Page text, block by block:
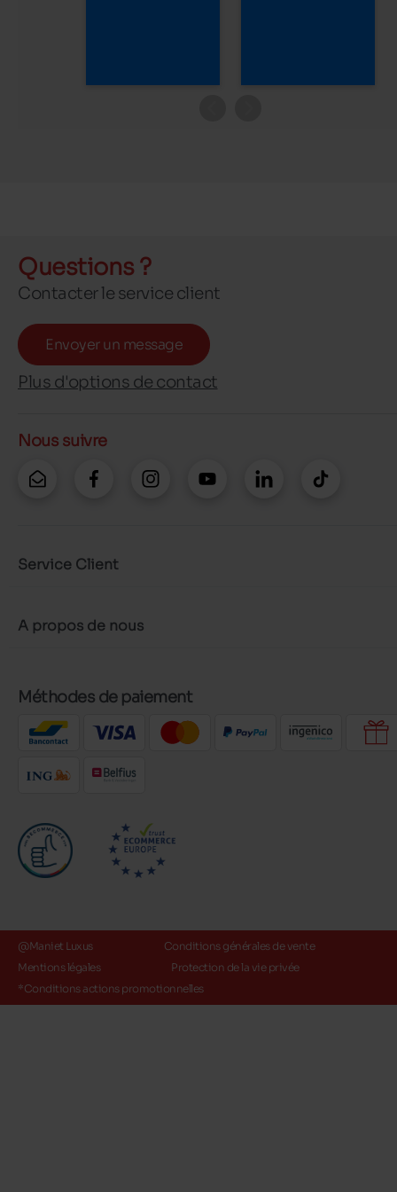
Questions ?
Contacter le service client
Envoyer un message
Plus d'options de contact
Nous suivre
Service Client
A propos de nous
Méthodes de paiement
@Maniet Luxus
Conditions générales de vente
Mentions légales
Protection de la vie privée
*Conditions actions promotionnelles